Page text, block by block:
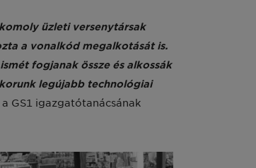
üzleti versenytársak
a vonalkód megalkotását is.
fogjanak össze és alkossák
legújabb technológiai
GS1 igazgatótanácsának